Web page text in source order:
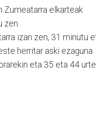
Zumeatarra elkarteak
zen.
izan zen, 31 minutu
herritar aski ezaguna
eta 35 eta 44 urte